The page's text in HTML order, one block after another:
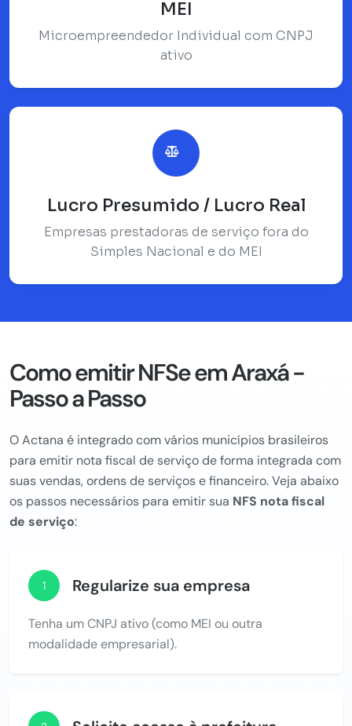
MEI
Microempreendedor Individual com CNPJ
ativo
Lucro Presumido / Lucro Real
Empresas prestadoras de serviço fora do
Simples Nacional e do MEI
Como emitir NFSe em Araxá -
Passo a Passo
O Actana é integrado com vários municípios brasileiros
para emitir nota fiscal de serviço de forma integrada com
suas vendas, ordens de serviços e financeiro. Veja abaixo
os passos necessários para emitir sua NFS nota fiscal
de serviço:
1 Regularize sua empresa
Tenha um CNPJ ativo (como MEI ou outra
modalidade empresarial).